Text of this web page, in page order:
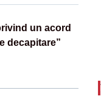
un acord
decapitare”